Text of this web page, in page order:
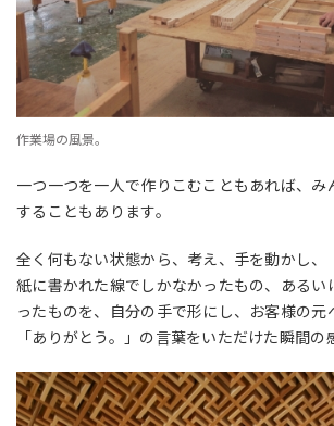
作業場の風景。
一つ一つを一人で作りこむこともあれば、
することもあります。
全く何もない状態から、考え、手を動かし、
紙に書かれた線でしかなかったもの、あるい
ったものを、自分の手で形にし、お客様の元
「ありがとう。」の言葉をいただけた瞬間の